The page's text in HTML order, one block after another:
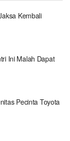
Kembali
Ini Malah Dapat
Pecinta Toyota